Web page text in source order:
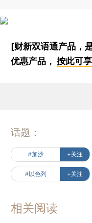
[财新双语通产品，
优惠产品，按此可
话题：
#加沙 +关注
#以色列 +关注
相关阅读